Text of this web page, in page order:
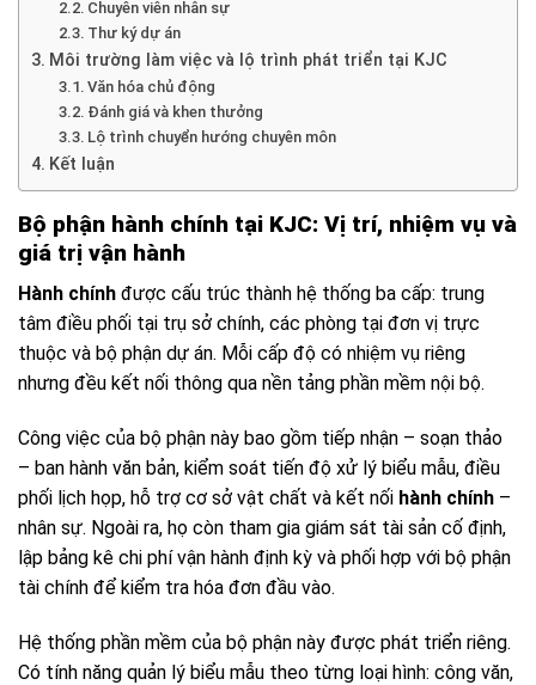
Chuyên viên nhân sự
Thư ký dự án
Môi trường làm việc và lộ trình phát triển tại KJC
Văn hóa chủ động
Đánh giá và khen thưởng
Lộ trình chuyển hướng chuyên môn
Kết luận
Bộ phận hành chính tại KJC: Vị trí, nhiệm vụ và
giá trị vận hành
Hành chính được cấu trúc thành hệ thống ba cấp: trung
tâm điều phối tại trụ sở chính, các phòng tại đơn vị trực
thuộc và bộ phận dự án. Mỗi cấp độ có nhiệm vụ riêng
nhưng đều kết nối thông qua nền tảng phần mềm nội bộ.
Công việc của bộ phận này bao gồm tiếp nhận – soạn thảo
– ban hành văn bản, kiểm soát tiến độ xử lý biểu mẫu, điều
phối lịch họp, hỗ trợ cơ sở vật chất và kết nối hành chính –
nhân sự. Ngoài ra, họ còn tham gia giám sát tài sản cố định,
lập bảng kê chi phí vận hành định kỳ và phối hợp với bộ phận
tài chính để kiểm tra hóa đơn đầu vào.
Hệ thống phần mềm của bộ phận này được phát triển riêng.
Có tính năng quản lý biểu mẫu theo từng loại hình: công văn,